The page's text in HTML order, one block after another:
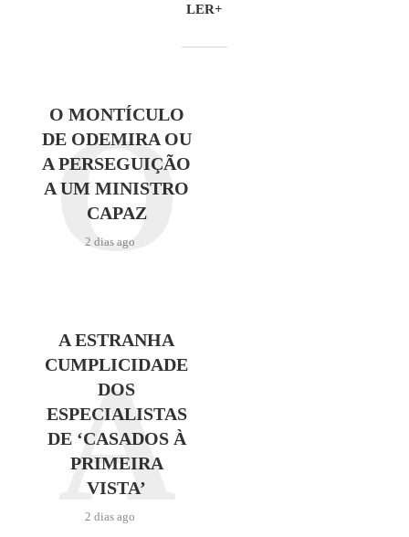
LER+
O MONTÍCULO
DE ODEMIRA OU
A PERSEGUIÇÃO
A UM MINISTRO
CAPAZ
2 dias ago
O
A ESTRANHA
CUMPLICIDADE
DOS
ESPECIALISTAS
DE ‘CASADOS À
PRIMEIRA
VISTA’
2 dias ago
A